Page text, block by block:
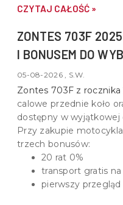
do motoryzacji.
CZYTAJ CAŁOŚĆ »
ZONTES 703F
I BONUSEM DO
05-08-2026 , S.W.
Zontes 703F z rocznika
calowe przednie koło
dostępny w wyjątkowej
Przy zakupie
trzech bonusów:
20 rat 0%
transport gratis
pierwszy przegląd